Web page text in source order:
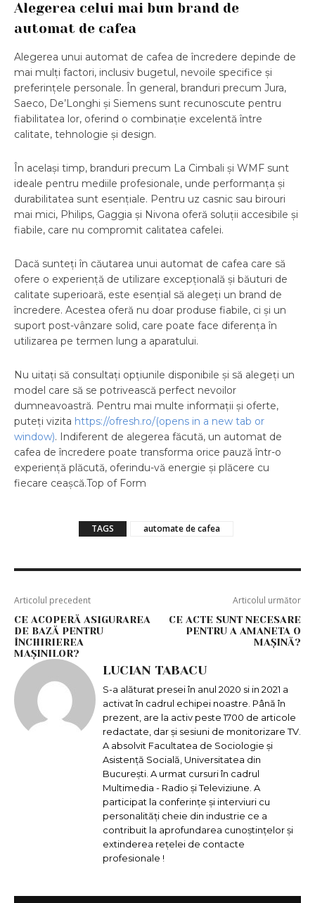
Alegerea celui mai bun brand de
automat de cafea
Alegerea unui automat de cafea de încredere depinde de
mai mulți factori, inclusiv bugetul, nevoile specifice și
preferințele personale. În general, branduri precum Jura,
Saeco, De’Longhi și Siemens sunt recunoscute pentru
fiabilitatea lor, oferind o combinație excelentă între
calitate, tehnologie și design.
În același timp, branduri precum La Cimbali și WMF sunt
ideale pentru mediile profesionale, unde performanța și
durabilitatea sunt esențiale. Pentru uz casnic sau birouri
mai mici, Philips, Gaggia și Nivona oferă soluții accesibile și
fiabile, care nu compromit calitatea cafelei.
Dacă sunteți în căutarea unui automat de cafea care să
ofere o experiență de utilizare excepțională și băuturi de
calitate superioară, este esențial să alegeți un brand de
încredere. Acestea oferă nu doar produse fiabile, ci și un
suport post-vânzare solid, care poate face diferența în
utilizarea pe termen lung a aparatului.
Nu uitați să consultați opțiunile disponibile și să alegeți un
model care să se potrivească perfect nevoilor
dumneavoastră. Pentru mai multe informații și oferte,
puteți vizita https://ofresh.ro/(opens in a new tab or
window). Indiferent de alegerea făcută, un automat de
cafea de încredere poate transforma orice pauză într-o
experiență plăcută, oferindu-vă energie și plăcere cu
fiecare ceașcă.Top of Form
TAGS automate de cafea
Articolul precedent
CE ACOPERĂ ASIGURAREA
DE BAZĂ PENTRU
ÎNCHIRIEREA
MAȘINILOR?
Articolul următor
CE ACTE SUNT NECESARE
PENTRU A AMANETA O
MAȘINĂ?
LUCIAN TABACU
S-a alăturat presei în anul 2020 si in 2021 a
activat în cadrul echipei noastre. Până în
prezent, are la activ peste 1700 de articole
redactate, dar și sesiuni de monitorizare TV.
A absolvit Facultatea de Sociologie și
Asistență Socială, Universitatea din
București. A urmat cursuri în cadrul
Multimedia - Radio și Televiziune. A
participat la conferințe și interviuri cu
personalități cheie din industrie ce a
contribuit la aprofundarea cunoștințelor și
extinderea rețelei de contacte
profesionale !